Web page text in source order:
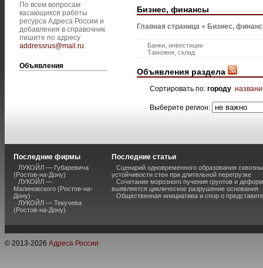
По всем вопросам
касающихся работы
ресурса Адреса России и
добавления в справочник
пишите по адресу
addressrus@mail.ru.
Объявления
Бизнес, финансы
Главная страница Бизнес,
Банки, инвестиции
Таможня, склад
Объявления раздела
Сортировать по: городу
Выберите регион:
Последние фирмы
ЛУКОЙЛ — Губаревича
(Ростов-на-Дону)
ЛУКОЙЛ —
Малиновского (Ростов-на-
Дону)
ЛУКОЙЛ — Текучева
(Ростов-на-Дону)
Последние статьи
Сценарий одновременного образования
устойчивости стен при длительной перегрузке
Сочетание морозного пучения грунтов и
выявляется циклическое разрушение основания
Общественная инициатива и спор о
© 2013-2026 Адреса России